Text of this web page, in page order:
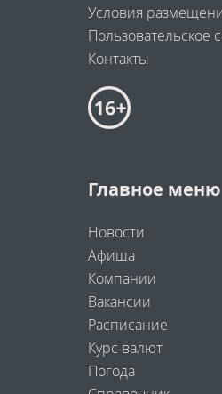
Условия
Пользовательское
Контакты
Главное меню
Новости
Афиша
Компании
Вакансии
Расписание
Курс валют
Погода